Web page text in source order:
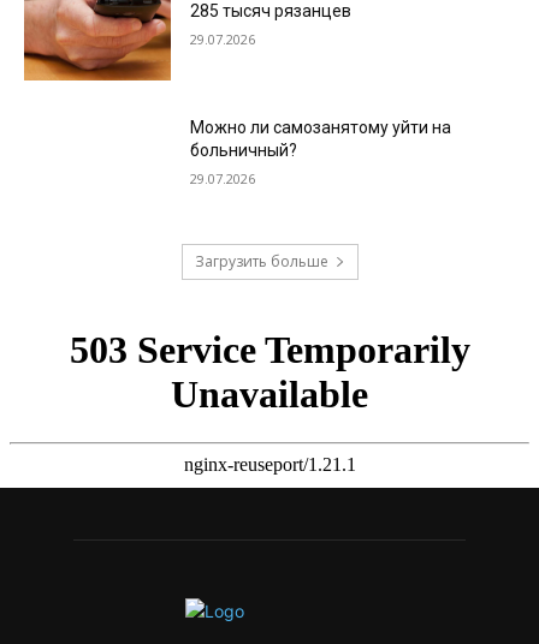
285 тысяч рязанцев
29.07.2026
Можно ли самозанятому уйти на
больничный?
29.07.2026
Загрузить больше